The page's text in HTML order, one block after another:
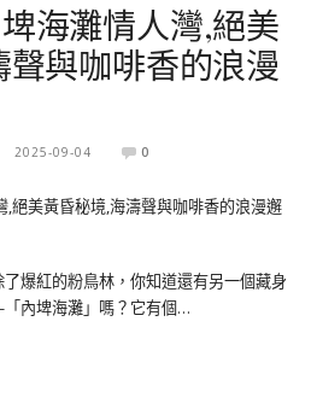
海灘情人灣,絕美
與咖啡香的浪漫
2025-09-04 0
爆紅的粉鳥林，你知道還有另一個藏身
內埤海灘」嗎？它有個…